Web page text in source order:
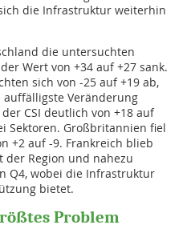
die Infrastruktur weiterhin
die untersuchten
Wert von +34 auf +27 sank.
sich von -25 auf +19 ab,
auffälligste Veränderung
CSI deutlich von +18 auf
Sektoren. Großbritannien fiel
+2 auf -9. Frankreich blieb
der Region und nahezu
Q4, wobei die Infrastruktur
bietet.
Problem